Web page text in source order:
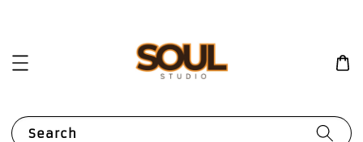
Search